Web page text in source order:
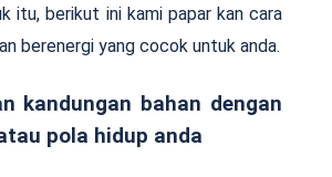
itu, berikut ini kami papar kan cara
berenergi yang cocok untuk anda.
kandungan bahan dengan
pola hidup anda